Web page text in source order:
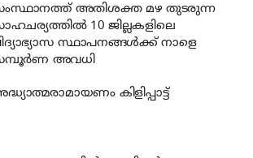
അതിശക്ത മഴ തുടരുന്ന
10 ജില്ലകളിലെ
സ്ഥാപനങ്ങൾക്ക് നാളെ
അവധി
കിളിപ്പാട്ട്